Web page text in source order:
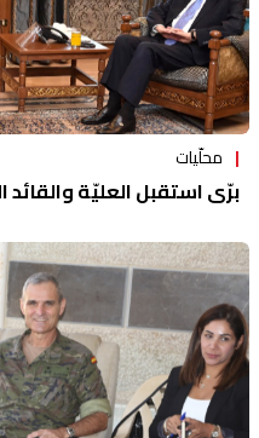
محلّيات
برّي استقبل العليّة والقائد